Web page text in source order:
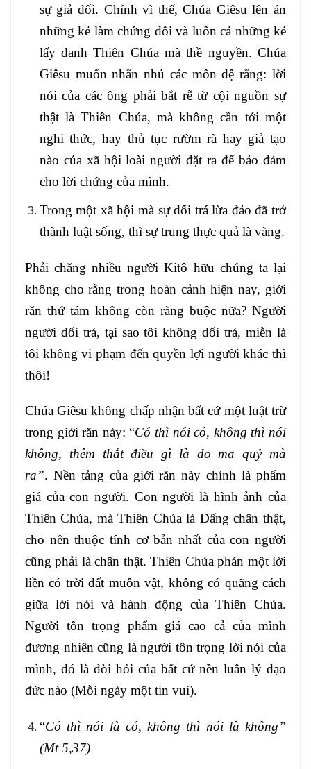
sự giả dối. Chính vì thế, Chúa Giêsu lên án
những kẻ làm chứng dối và luôn cả những kẻ
lấy danh Thiên Chúa mà thề nguyền. Chúa
Giêsu muốn nhắn nhủ các môn đệ rằng: lời
nói của các ông phải bắt rễ từ cội nguồn sự
thật là Thiên Chúa, mà không cần tới một
nghi thức, hay thủ tục rườm rà hay giả tạo
nào của xã hội loài người đặt ra để bảo đảm
cho lời chứng của mình.
Trong một xã hội mà sự dối trá lừa đảo đã trở
thành luật sống, thì sự trung thực quả là vàng.
Phải chăng nhiều người Kitô hữu chúng ta lại
không cho rằng trong hoàn cảnh hiện nay, giới
răn thứ tám không còn ràng buộc nữa? Người
người dối trá, tại sao tôi không dối trá, miễn là
tôi không vi phạm đến quyền lợi người khác thì
thôi!
Chúa Giêsu không chấp nhận bất cứ một luật trừ
trong giới răn này: “Có thì nói có, không thì nói
không, thêm thắt điều gì là do ma quỷ mà
ra”. Nền tảng của giới răn này chính là phẩm
giá của con người. Con người là hình ảnh của
Thiên Chúa, mà Thiên Chúa là Đấng chân thật,
cho nên thuộc tính cơ bản nhất của con người
cũng phải là chân thật. Thiên Chúa phán một lời
liền có trời đất muôn vật, không có quãng cách
giữa lời nói và hành động của Thiên Chúa.
Người tôn trọng phẩm giá cao cả của mình
đương nhiên cũng là người tôn trọng lời nói của
mình, đó là đòi hỏi của bất cứ nền luân lý đạo
đức nào (Mỗi ngày một tin vui).
“Có thì nói là có, không thì nói là không”
(Mt 5,37)